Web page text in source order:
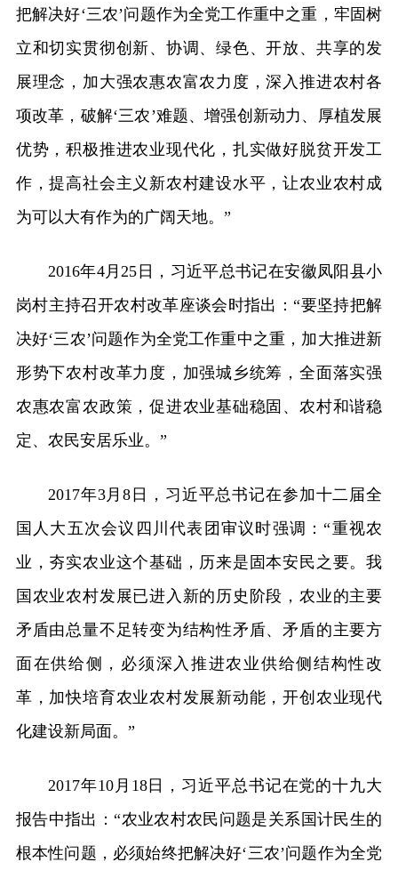
把解决好‘三农’问题作为全党工作重中之重，牢固树
立和切实贯彻创新、协调、绿色、开放、共享的发
展理念，加大强农惠农富农力度，深入推进农村各
项改革，破解‘三农’难题、增强创新动力、厚植发展
优势，积极推进农业现代化，扎实做好脱贫开发工
作，提高社会主义新农村建设水平，让农业农村成
为可以大有作为的广阔天地。”
2016年4月25日，习近平总书记在安徽凤阳县小
岗村主持召开农村改革座谈会时指出：“要坚持把解
决好‘三农’问题作为全党工作重中之重，加大推进新
形势下农村改革力度，加强城乡统筹，全面落实强
农惠农富农政策，促进农业基础稳固、农村和谐稳
定、农民安居乐业。”
2017年3月8日，习近平总书记在参加十二届全
国人大五次会议四川代表团审议时强调：“重视农
业，夯实农业这个基础，历来是固本安民之要。我
国农业农村发展已进入新的历史阶段，农业的主要
矛盾由总量不足转变为结构性矛盾、矛盾的主要方
面在供给侧，必须深入推进农业供给侧结构性改
革，加快培育农业农村发展新动能，开创农业现代
化建设新局面。”
2017年10月18日，习近平总书记在党的十九大
报告中指出：“农业农村农民问题是关系国计民生的
根本性问题，必须始终把解决好‘三农’问题作为全党